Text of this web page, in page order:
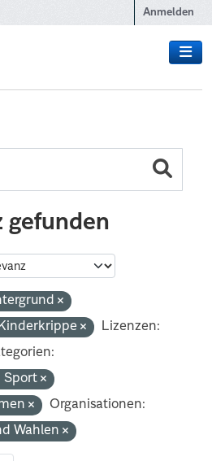
Anmelden
gefunden
Kinderkrippe
Lizenzen:
Sport
Organisationen:
Wahlen